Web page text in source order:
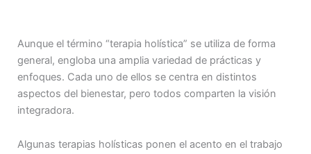
Aunque el término “terapia holística” se utiliza de forma
general, engloba una amplia variedad de prácticas y
enfoques. Cada uno de ellos se centra en distintos
aspectos del bienestar, pero todos comparten la visión
integradora.
Algunas terapias holísticas ponen el acento en el trabajo